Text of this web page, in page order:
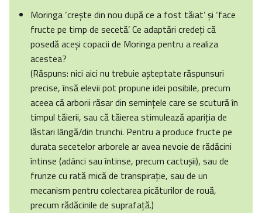
Moringa ‘creşte din nou după ce a fost tăiat’ şi ‘face
fructe pe timp de secetă’. Ce adaptări credeţi că
posedă aceşi copacii de Moringa pentru a realiza
acestea?
(Răspuns: nici aici nu trebuie aşteptate răspunsuri
precise, însă elevii pot propune idei posibile, precum
aceea că arborii răsar din seminţele care se scutură în
timpul tăierii, sau că tăierea stimulează apariţia de
lăstari lângă/din trunchi. Pentru a produce fructe pe
durata secetelor arborele ar avea nevoie de rădăcini
întinse (adânci sau întinse, precum cactuşii), sau de
frunze cu rată mică de transpiraţie, sau de un
mecanism pentru colectarea picăturilor de rouă,
precum rădăcinile de suprafaţă.)